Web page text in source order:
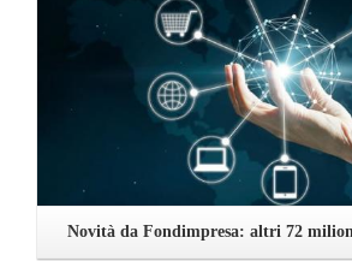
Novità da Fondimpresa: altri 72